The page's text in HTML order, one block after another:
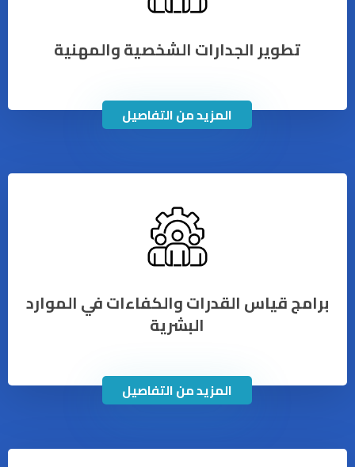
تطوير الجدارات الشخصية والمهنية
المزيد من التفاصيل
برامج قياس القدرات والكفاءات في الموارد
البشرية
المزيد من التفاصيل